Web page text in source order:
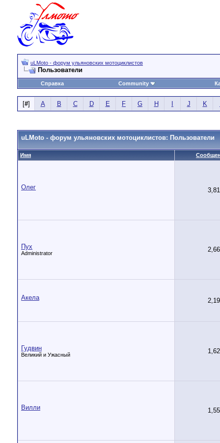
uLMoto - форум ульяновских мотоциклистов
Пользователи
Справка Community
[#] A B C D E F G H J K
uLMoto - форум ульяновских мотоциклистов: Пользователи
Имя
Олег
Пух
Administrator
Акела
Гудвин
Великий и Ужасный
Вилли